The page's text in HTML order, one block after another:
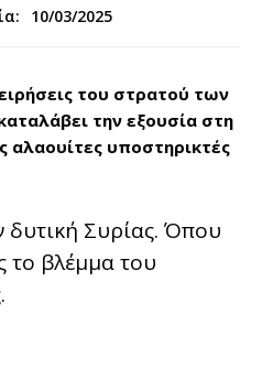
10/03/2025
του στρατού των
την εξουσία στη
αλαουίτες υποστηρικτές
δυτική Συρίας. Όπου
το βλέμμα του